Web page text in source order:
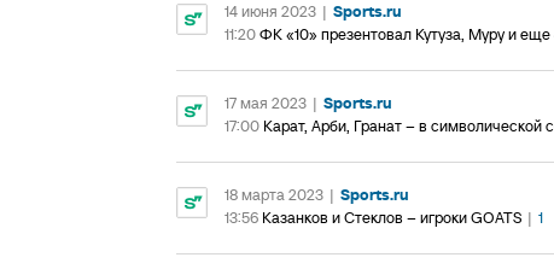
14 июня 2023 | Sports.ru
11:20ФК «10» презентовал Кутуза, Муру и
17 мая 2023 | Sports.ru
17:00 Карат, Арби, Гранат – в символической
18 марта 2023 | Sports.ru
13:56 Казанков и Стеклов – игроки GOATS | 1